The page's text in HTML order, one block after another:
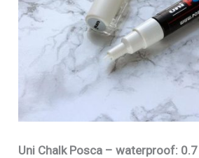
Uni Chalk Posca – waterproof: